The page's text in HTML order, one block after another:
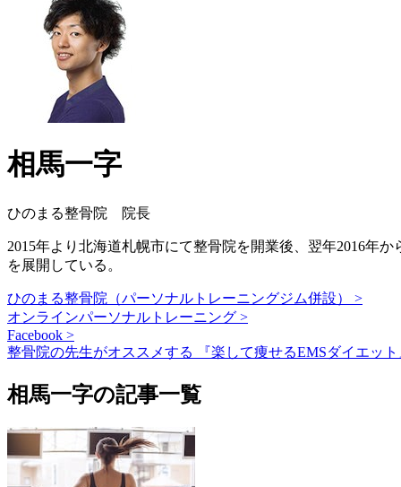
相馬一字
ひのまる整骨院 院長
2015年より北海道札幌市にて整骨院を開業後、翌年2016年
を展開している。
ひのまる整骨院（パーソナルトレーニングジム併設） >
オンラインパーソナルトレーニング >
Facebook >
整骨院の先生がオススメする 『楽して痩せるEMSダイエッ
相馬一字の記事一覧